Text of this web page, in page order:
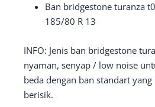
Ban bridgestone turanza
185/80 R 13
INFO: Jenis ban bridgestone
nyaman, senyap / low noise
beda dengan ban standart
berisik.